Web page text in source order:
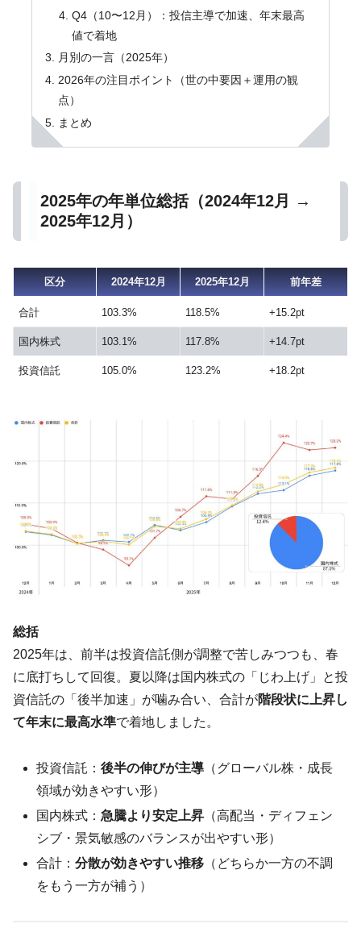
Q4（10〜12月）：投信主導で加速、年末最高
値で着地
月別の一言（2025年）
2026年の注目ポイント（世の中要因＋運用の観
点）
まとめ
2025年の年単位総括（2024年12月 →
2025年12月）
区分 2024年12月 2025年12月 前年差
合計 103.3% 118.5% +15.2pt
国内株式 103.1% 117.8% +14.7pt
投資信託 105.0% 123.2% +18.2pt
総括
2025年は、前半は投資信託側が調整で苦しみつつも、春
に底打ちして回復。夏以降は国内株式の「じわ上げ」と投
資信託の「後半加速」が噛み合い、合計が階段状に上昇し
て年末に最高水準で着地しました。
投資信託：後半の伸びが主導 （グローバル株・成長
領域が効きやすい形）
国内株式：急騰より安定上昇 （高配当・ディフェン
シブ・景気敏感のバランスが出やすい形）
合計：分散が効きやすい推移 （どちらか一方の不調
をもう一方が補う）